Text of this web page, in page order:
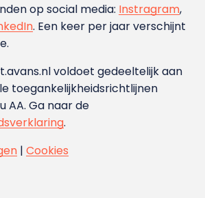
op social media: Instragram,
. Een keer per jaar verschijnt
voldoet gedeeltelijk aan
toegankelijkheidsrichtlijnen
AA. Ga naar de
.
| Cookies